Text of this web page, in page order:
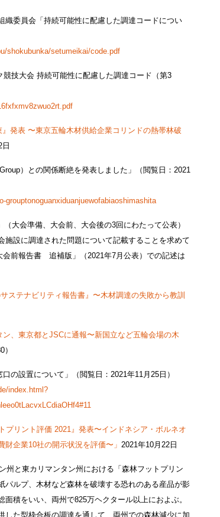
織委員会「持続可能性に配慮した調達コードについ
shokubunka/setumeikai/code.pdf
競技大会 持続可能性に配慮した調達コード（第3
』発表 〜東京五輪木材供給企業コリンドの熱帯林破
）との関係断絶を発表しました」（閲覧日：2021
大会準備、大会前、大会後の3回にわたって公表）
設に調達された問題について記載することを求めて
会前報告書 追補版」（2021年7月公表）での記述は
ステナビリティ報告書』〜木材調達の失敗から教訓
ン、東京都とJSCに通報〜新国立など五輪会場の木
）
の設置について」（閲覧日：2021年11月25日）
index.html?
プリント評価 2021』発表〜インドネシア・ボルネオ
企業10社の開示状況を評価〜」 2021年10月22日
州と東カリマンタン州における「森林フットプリン
パルプ、木材など森林を破壊する恐れのある産品が影
積をいい、両州で825万ヘクタール以上におよぶ。
た型枠合板の調達を通して、両州での森林減少に加